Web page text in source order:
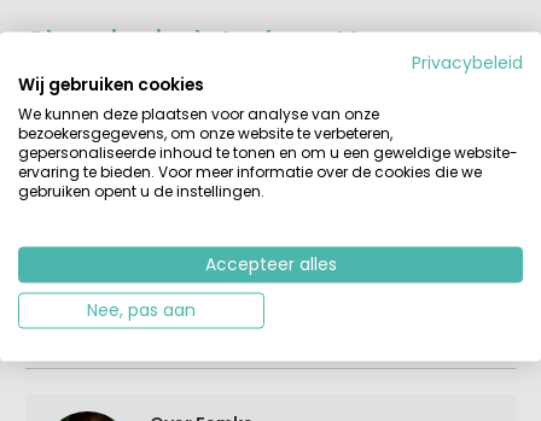
Glamping in de toekomst?
Er zijn al safaritenten op palen, in de boom, met en
zonder overdekt terras, met airco, een badkamer met
ligbad… Hoe ver gaan we? Sauna erbij misschien?
Afwasmachine in de keuken? Wij van Huurtent geloven
dat - ondanks het feit dat de definitie steeds ruimer
wordt - glamping geen trend meer te noemen is, maar
accommodatie
glampingdorpen
tentvakantie
Privacybeleid
Wij gebruiken cookies
We kunnen deze plaatsen voor analyse van onze
bezoekersgegevens, om onze website te verbeteren,
gepersonaliseerde inhoud te tonen en om u een geweldige website-
ervaring te bieden. Voor meer informatie over de cookies die we
gebruiken opent u de instellingen.
Accepteer alles
Nee, pas aan